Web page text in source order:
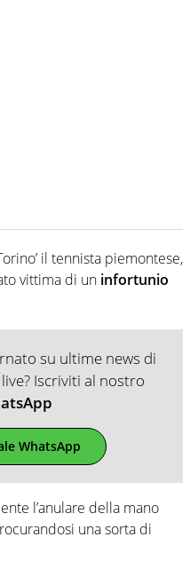
il tennista piemontese,
vittima di un infortunio
su ultime news di
Iscriviti al nostro
WhatsApp
l’anulare della mano
una sorta di